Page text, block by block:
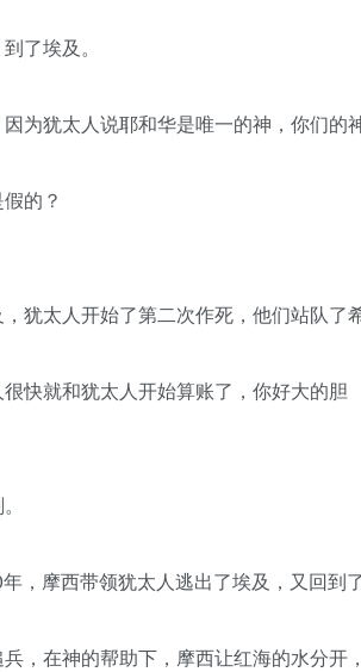
了埃及。
为犹太人说耶和华是唯一的神，你们的
的？
犹太人开始了第二次作死，他们站队了
快就和犹太人开始算账了，你好大的胆
，摩西带领犹太人逃出了埃及，又回到
，在神的帮助下，摩西让红海的水分开